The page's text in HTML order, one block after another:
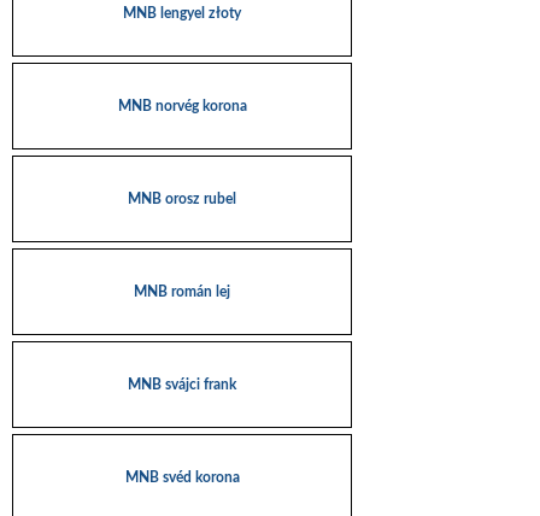
MNB lengyel złoty
MNB norvég korona
MNB orosz rubel
MNB román lej
MNB svájci frank
MNB svéd korona